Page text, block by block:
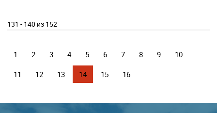
131 - 140 из 152
1 2 3 4 5 6 7 8 9 10
11 12 13 14 15 16